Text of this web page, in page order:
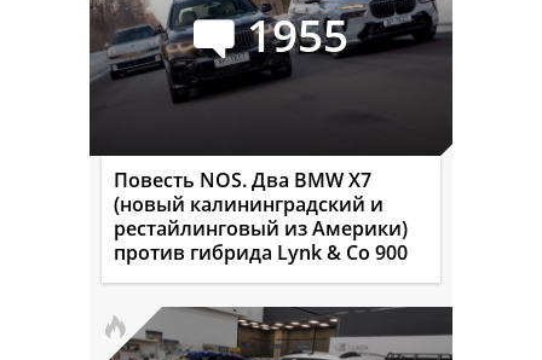
1955
Повесть NOS. Два BMW X7
(новый калининградский и
рестайлинговый из Америки)
против гибрида Lynk & Co 900